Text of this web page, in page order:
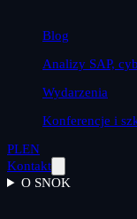
Blog
Analizy SAP,
Wydarzenia
Konferencje i
PLEN
Kontakt
O SNOK